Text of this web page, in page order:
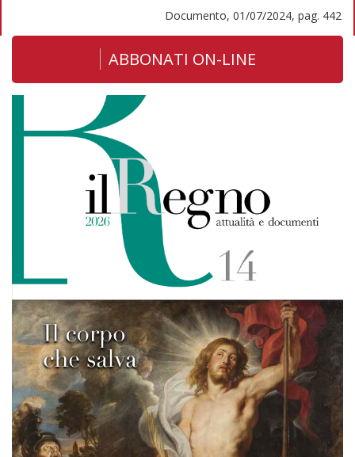
Documento, 01/07/2024, pag. 442
ABBONATI ON-LINE